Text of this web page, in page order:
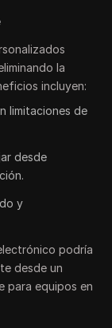
la
incluyen:
limitaciones de
desde
y
podría
desde un
para equipos en